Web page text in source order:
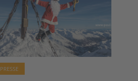
PRESSE